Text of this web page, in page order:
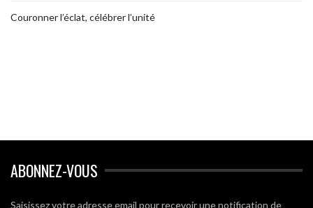
Couronner l’éclat, célébrer l’unité
ABONNEZ-VOUS
Saisissez votre adresse email pour recevoir une notification de